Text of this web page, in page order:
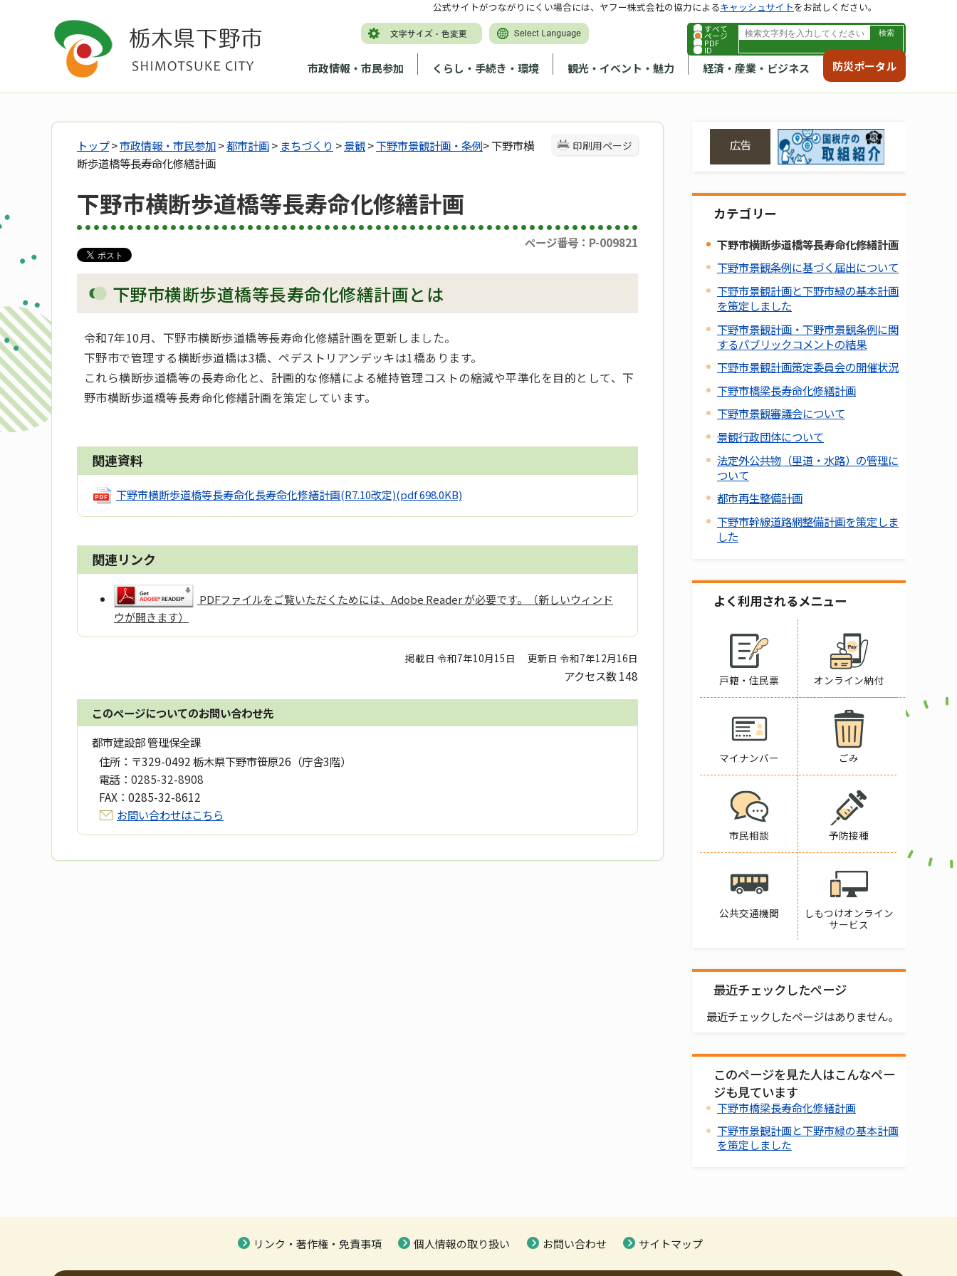
すべて
ページ
PDF
ID
市政情報・市民参加 くらし・手続き・環境 観光・イベント・魅力 経済・産業・ビジネス 防災ポータル
公式サイトがつながりにくい場合には、ヤフー株式会社の協力によるキャッシュサイトをお試しください。
印刷用ページ
トップ>市政情報・市民参加>都市計画> まちづくり >景観>下野市景観計画・条例> 下野市横
断歩道橋等長寿命化修繕計画
下野市横断歩道橋等長寿命化修繕計画
ページ番号：P-009821
下野市横断歩道橋等長寿命化修繕計画とは
令和7年10月、下野市横断歩道橋等長寿命化修繕計画を更新しました。
下野市で管理する横断歩道橋は3橋、ペデストリアンデッキは1橋あります。
これら横断歩道橋等の長寿命化と、計画的な修繕による維持管理コストの縮減や平準化を目的として、下
野市横断歩道橋等長寿命化修繕計画を策定しています。
関連資料
下野市横断歩道橋等長寿命化長寿命化修繕計画(R7.10改定)(pdf 698.0KB)
関連リンク
PDFファイルをご覧いただくためには、Adobe Reader が必要です。（新しいウィンド
ウが開きます）
掲載日 令和7年10月15日 更新日 令和7年12月16日
アクセス数148
このページについてのお問い合わせ先
都市建設部 管理保全課
住所： 〒329-0492 栃木県下野市笹原26（庁舎3階）
電話： 0285-32-8908
FAX： 0285-32-8612
お問い合わせはこちら
広告
カテゴリー
下野市横断歩道橋等長寿命化修繕計画
下野市景観条例に基づく届出について
下野市景観計画と下野市緑の基本計画
を策定しました
下野市景観計画・下野市景観条例に関
するパブリックコメントの結果
下野市景観計画策定委員会の開催状況
下野市橋梁長寿命化修繕計画
下野市景観審議会について
景観行政団体について
法定外公共物（里道・水路）の管理に
ついて
都市再生整備計画
下野市幹線道路網整備計画を策定しま
した
よく利用されるメニュー
戸籍・住民票 オンライン納付
マイナンバー ごみ
市民相談 予防接種
公共交通機関
しもつけオンライン
サービス
最近チェックしたページ
最近チェックしたページはありません。
このページを見た人はこんなペー
ジも見ています
下野市橋梁長寿命化修繕計画
下野市景観計画と下野市緑の基本計画
を策定しました
リンク・著作権・免責事項 個人情報の取り扱い お問い合わせ サイトマップ